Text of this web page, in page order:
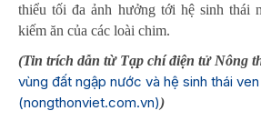
thiểu tối đa ảnh hưởng tới hệ sinh thái
kiếm ăn của các loài chim.
(Tin trích dẫn từ Tạp chí điện tử Nông
vùng đất ngập nước và hệ sinh thái
(nongthonviet.com.vn))